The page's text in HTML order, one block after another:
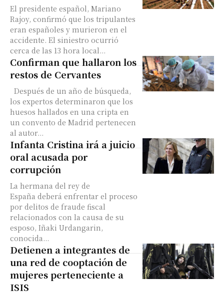
El presidente español, Mariano
Rajoy, confirmó que los tripulantes
eran españoles y murieron en el
accidente. El siniestro ocurrió
cerca de las 13 hora local...
Confirman que hallaron los
restos de Cervantes
Después de un año de búsqueda,
los expertos determinaron que los
huesos hallados en una cripta en
un convento de Madrid pertenecen
al autor...
Infanta Cristina irá a juicio
oral acusada por
corrupción
La hermana del rey de
España deberá enfrentar el proceso
por delitos de fraude fiscal
relacionados con la causa de su
esposo, Iñaki Urdangarin,
conocida...
Detienen a integrantes de
una red de cooptación de
mujeres perteneciente a
ISIS